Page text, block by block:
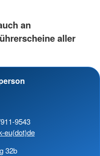
an
aller
9543
eu(dot)de
32b